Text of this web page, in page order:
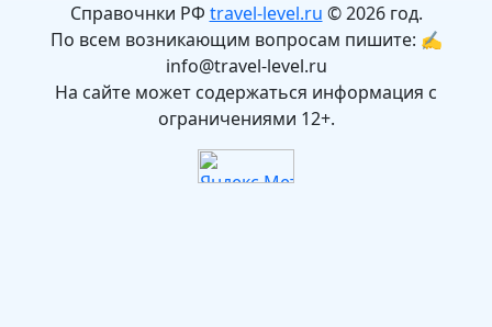
Справочнки РФ travel-level.ru © 2026 год.
По всем возникающим вопросам пишите: ✍
info@travel-level.ru
На сайте может содержаться информация с
ограничениями 12+.